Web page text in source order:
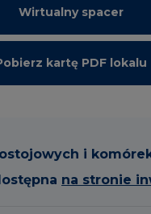
Wirtualny spacer
kartę PDF lokalu
i
na stronie